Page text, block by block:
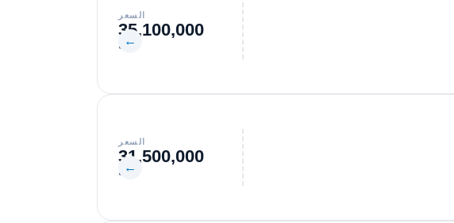
السعر
35,100,000
جنيه
←
السعر
31,500,000
جنيه
←